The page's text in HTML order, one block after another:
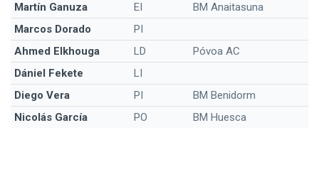
Martín Ganuza
EI
BM Anaitasuna
Marcos Dorado
PI
Ahmed Elkhouga
LD
Póvoa AC
Dániel Fekete
LI
Diego Vera
PI
BM Benidorm
Nicolás García
PO BM Huesca